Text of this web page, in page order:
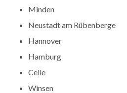
Minden
Neustadt am Rübenberge
Hannover
Hamburg
Celle
Winsen